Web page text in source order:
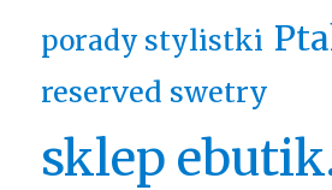
porady stylistki
reserved swetry
sklep